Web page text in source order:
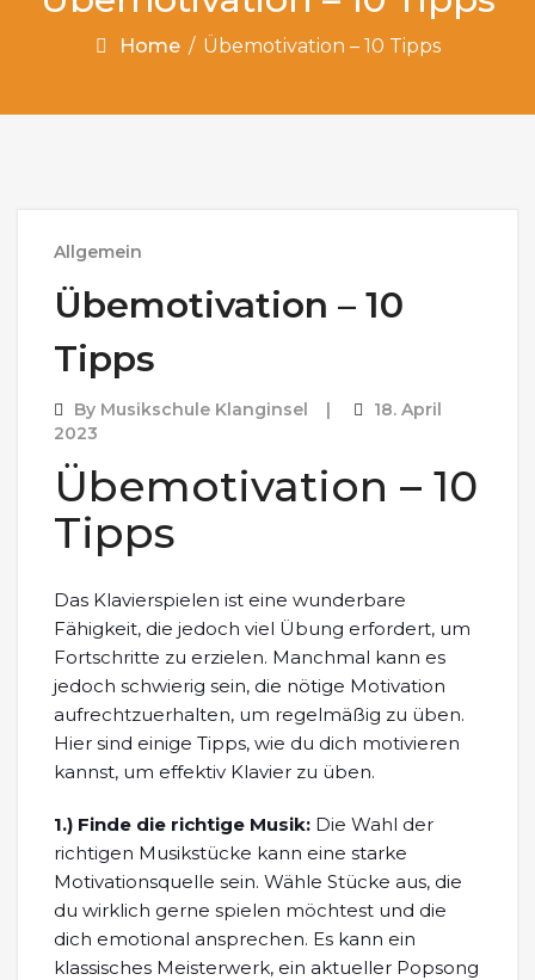
Home / Übemotivation – 10 Tipps
Allgemein
Übemotivation – 10
Tipps
By Musikschule Klanginsel
18. April
2023
Übemotivation – 10
Tipps
Das Klavierspielen ist eine wunderbare
Fähigkeit, die jedoch viel Übung erfordert, um
Fortschritte zu erzielen. Manchmal kann es
jedoch schwierig sein, die nötige Motivation
aufrechtzuerhalten, um regelmäßig zu üben.
Hier sind einige Tipps, wie du dich motivieren
kannst, um effektiv Klavier zu üben.
1.) Finde die richtige Musik: Die Wahl der
richtigen Musikstücke kann eine starke
Motivationsquelle sein. Wähle Stücke aus, die
du wirklich gerne spielen möchtest und die
dich emotional ansprechen. Es kann ein
klassisches Meisterwerk, ein aktueller Popsong